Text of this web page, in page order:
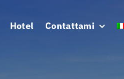
Hotel Contattami